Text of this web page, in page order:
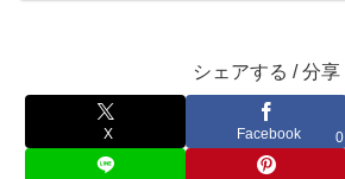
シェアする / 分享
X Facebook 0